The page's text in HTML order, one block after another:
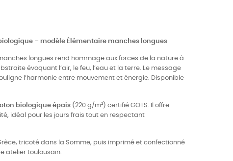
– modèle Élémentaire manches longues
longues rend hommage aux forces de la nature à
évoquant l’air, le feu, l’eau et la terre. Le message
l’harmonie entre mouvement et énergie. Disponible
biologique épais (220 g/m²) certifié GOTS. Il offre
idéal pour les jours frais tout en respectant
tricoté dans la Somme, puis imprimé et confectionné
atelier toulousain.